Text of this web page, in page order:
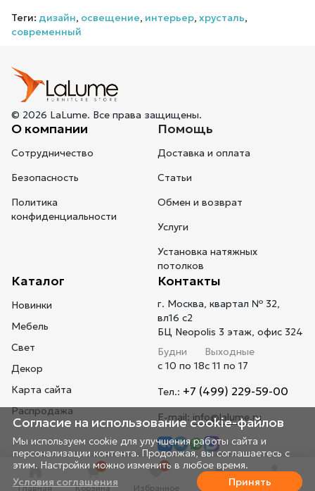
Главная
0
Корзина
0
Избранное Профиль Телефон
Теги: дизайн, освещение, интерьер, хрусталь,
современный
© 2026 LaLume. Все права защищены.
О компании
Сотрудничество
Безопасность
Политика
конфиденциальности
Помощь
Доставка и оплата
Статьи
Обмен и возврат
Услуги
Установка натяжных
потолков
Каталог
Новинки
Мебель
Свет
Декор
Карта сайта
Распродажа
Контакты
г. Москва, квартал № 32,
вл16 с2
БЦ Neopolis 3 этаж, офис 324
Будни
с 10 по 18
Выходные
с 11 по 17
Тел.: +7 (499) 229-59-00
E-mail: info@lalume.ru
Согласие на использование cookie-файлов
Мы используем cookie для улучшения работы сайта и
персонализации контента. Продолжая, вы соглашаетесь с
этим. Настройки можно изменить в любое время.
Принять
Условия соглашения